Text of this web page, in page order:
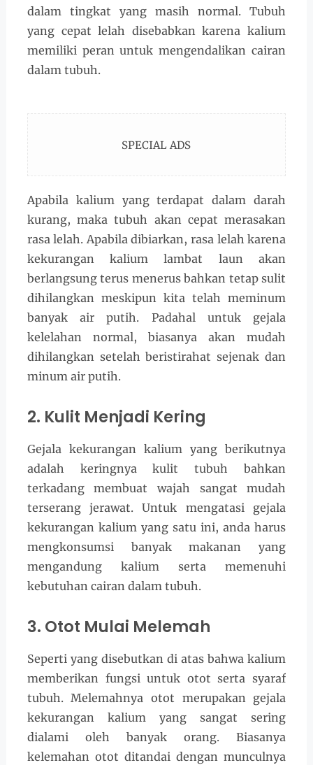
dalam tingkat yang masih normal. Tubuh
yang cepat lelah disebabkan karena kalium
memiliki peran untuk mengendalikan cairan
dalam tubuh.
SPECIAL ADS
Apabila kalium yang terdapat dalam darah
kurang, maka tubuh akan cepat merasakan
rasa lelah. Apabila dibiarkan, rasa lelah karena
kekurangan kalium lambat laun akan
berlangsung terus menerus bahkan tetap sulit
dihilangkan meskipun kita telah meminum
banyak air putih. Padahal untuk gejala
kelelahan normal, biasanya akan mudah
dihilangkan setelah beristirahat sejenak dan
minum air putih.
2. Kulit Menjadi Kering
Gejala kekurangan kalium yang berikutnya
adalah keringnya kulit tubuh bahkan
terkadang membuat wajah sangat mudah
terserang jerawat. Untuk mengatasi gejala
kekurangan kalium yang satu ini, anda harus
mengkonsumsi banyak makanan yang
mengandung kalium serta memenuhi
kebutuhan cairan dalam tubuh.
3. Otot Mulai Melemah
Seperti yang disebutkan di atas bahwa kalium
memberikan fungsi untuk otot serta syaraf
tubuh. Melemahnya otot merupakan gejala
kekurangan kalium yang sangat sering
dialami oleh banyak orang. Biasanya
kelemahan otot ditandai dengan munculnya